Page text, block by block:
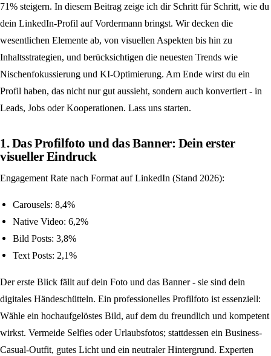
71% steigern. In diesem Beitrag zeige ich dir Schritt für Schritt, wie du
dein LinkedIn-Profil auf Vordermann bringst. Wir decken die
wesentlichen Elemente ab, von visuellen Aspekten bis hin zu
Inhaltsstrategien, und berücksichtigen die neuesten Trends wie
Nischenfokussierung und KI-Optimierung. Am Ende wirst du ein
Profil haben, das nicht nur gut aussieht, sondern auch konvertiert - in
Leads, Jobs oder Kooperationen. Lass uns starten.
1. Das Profilfoto und das Banner: Dein erster
visueller Eindruck
Engagement Rate nach Format auf LinkedIn (Stand 2026):
Carousels: 8,4%
Native Video: 6,2%
Bild Posts: 3,8%
Text Posts: 2,1%
Der erste Blick fällt auf dein Foto und das Banner - sie sind dein
digitales Händeschütteln. Ein professionelles Profilfoto ist essenziell:
Wähle ein hochaufgelöstes Bild, auf dem du freundlich und kompetent
wirkst. Vermeide Selfies oder Urlaubsfotos; stattdessen ein Business-
Casual-Outfit, gutes Licht und ein neutraler Hintergrund. Experten